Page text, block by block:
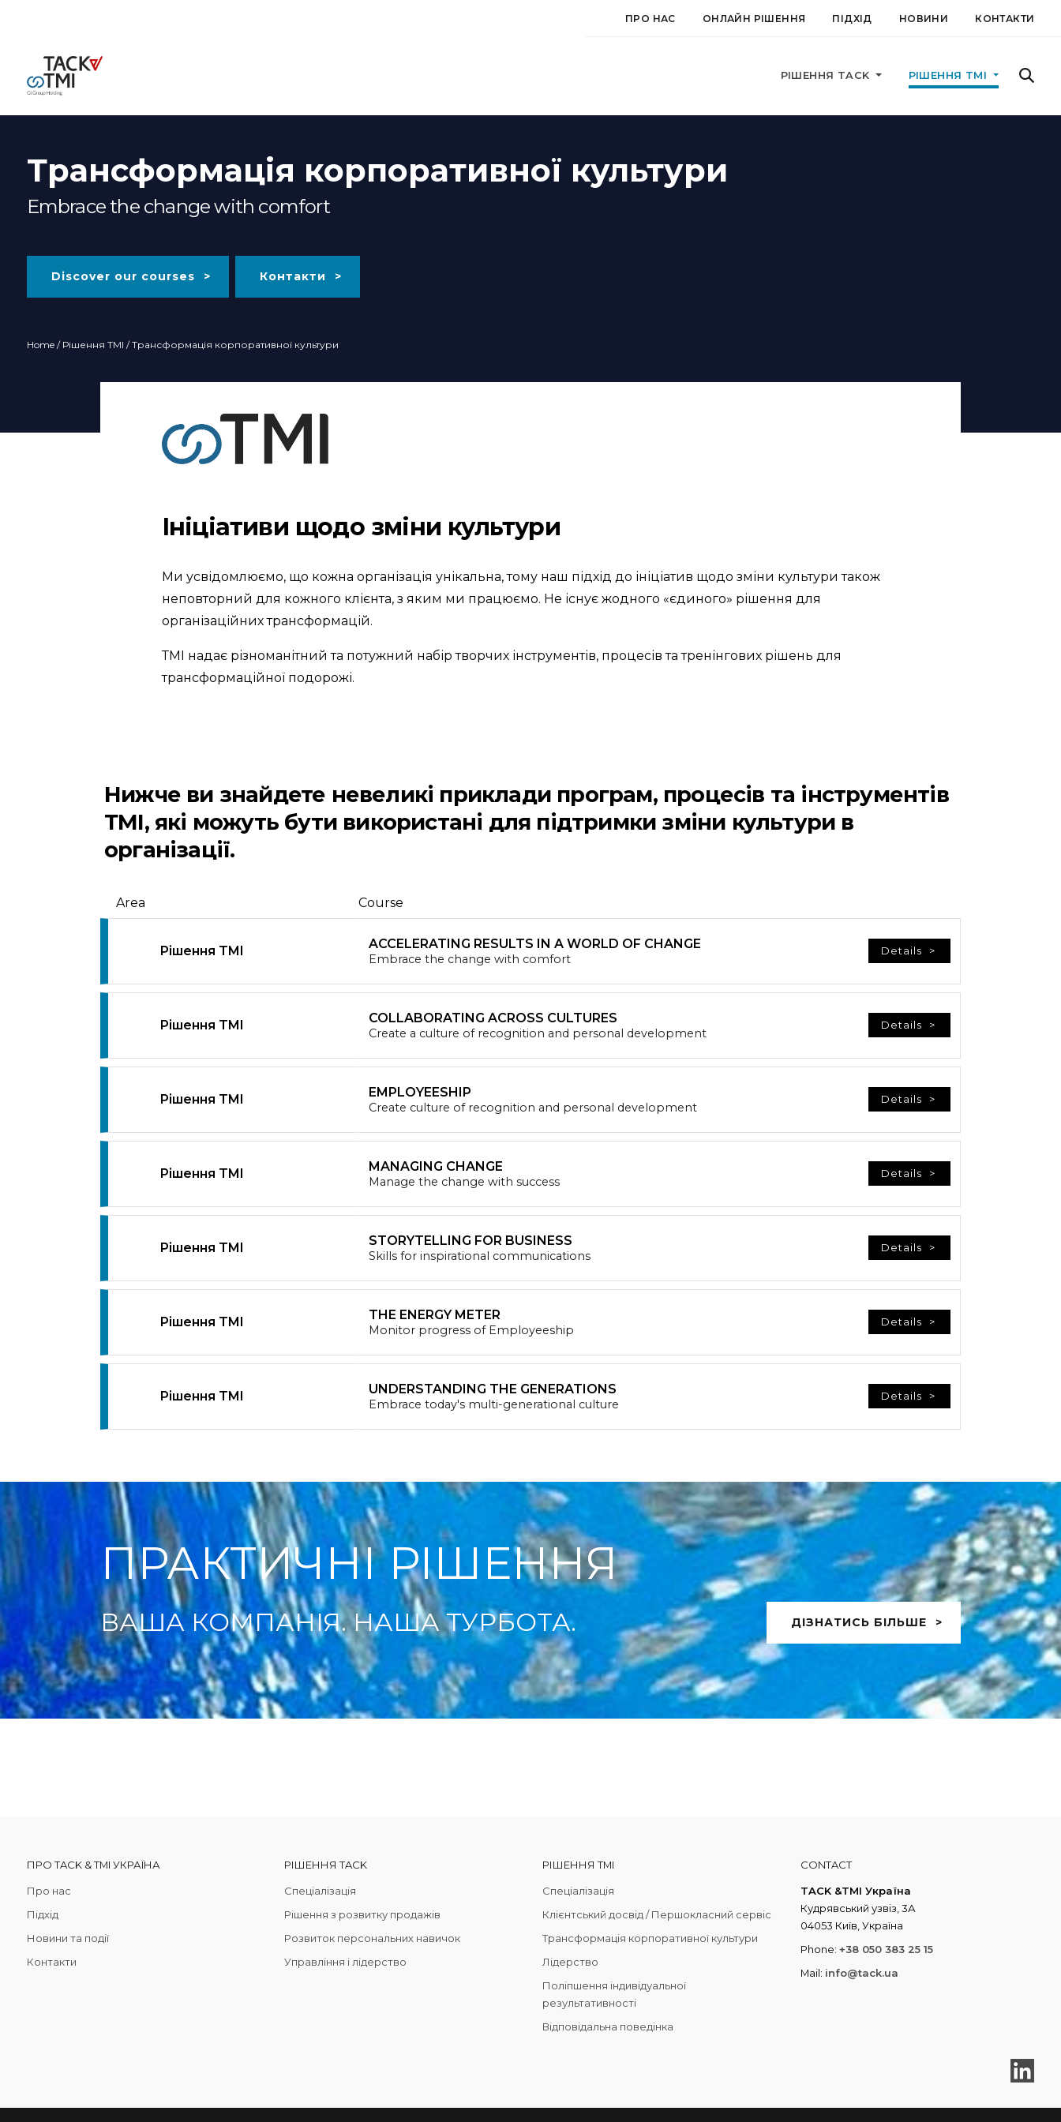
ПРО НАС ОНЛАЙН РІШЕННЯ ПІДХІД НОВИНИ КОНТАКТИ
РІШЕННЯ TACK РІШЕННЯ TMI
Трансформація корпоративної культури
Embrace the change with comfort
Discover our courses Контакти
Home/ Рішення TMI / Трансформація корпоративної культури
Ініціативи щодо зміни культури
Ми усвідомлюємо, що кожна організація унікальна, тому наш підхід до ініціатив щодо зміни культури також
неповторний для кожного клієнта, з яким ми працюємо. Не існує жодного «єдиного» рішення для
організаційних трансформацій.
ТМІ надає різноманітний та потужний набір творчих інструментів, процесів та тренінгових рішень для
трансформаційної подорожі.
Нижче ви знайдете невеликі приклади програм, процесів та інструментів
ТМІ, які можуть бути використані для підтримки зміни культури в
організації.
Area Course
Рішення TMI ACCELERATING RESULTS IN A WORLD OF CHANGE
Embrace the change with comfort
Details
Рішення TMI COLLABORATING ACROSS CULTURES
Create a culture of recognition and personal development
Details
Рішення TMI EMPLOYEESHIP
Create culture of recognition and personal development
Details
Рішення TMI MANAGING CHANGE
Manage the change with success
Details
Рішення TMI STORYTELLING FOR BUSINESS
Skills for inspirational communications
Details
Рішення TMI THE ENERGY METER
Monitor progress of Employeeship
Details
Рішення TMI UNDERSTANDING THE GENERATIONS
Embrace today's multi-generational culture
Details
ПРАКТИЧНІ РІШЕННЯ
ВАША КОМПАНІЯ. НАША ТУРБОТА. ДІЗНАТИСЬ БІЛЬШЕ
ПРО TACK & TMI УКРАЇНА
Про нас
Підхід
Новини та події
Контакти
РІШЕННЯ TACK
Спеціалізація
Рішення з розвитку продажів
Розвиток персональних навичок
Управління і лідерство
РІШЕННЯ TMI
Спеціалізація
Клієнтський досвід / Першокласний сервіс
Трансформація корпоративної культури
Лідерство
Поліпшення індивідуальної
результативності
Відповідальна поведінка
CONTACT
TACK &TMI Україна
Кудрявський узвіз, 3А
04053 Київ, Україна
Phone: +38 050 383 25 15
Mail: info@tack.ua